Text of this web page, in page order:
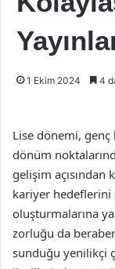
1 Ekim 2024 4
Lise dönemi,
dönüm
gelişim açısından
kariyer
oluşturmalarına
zorluğu da
sunduğu yenilikçi